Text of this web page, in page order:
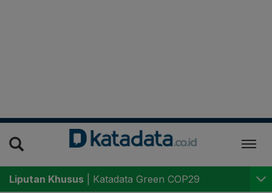
Liputan Khusus Katadata Green COP29